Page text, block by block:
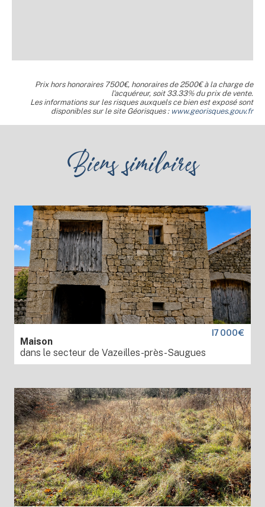
Prix hors honoraires 7500€, honoraires de 2500€ à la charge de
l'acquéreur, soit 33.33% du prix de vente.
Les informations sur les risques auxquels ce bien est exposé sont
disponibles sur le site Géorisques : www.georisques.gouv.fr
Biens similaires
Maison
dans le secteur de Vazeilles-près-Saugues
17 000€